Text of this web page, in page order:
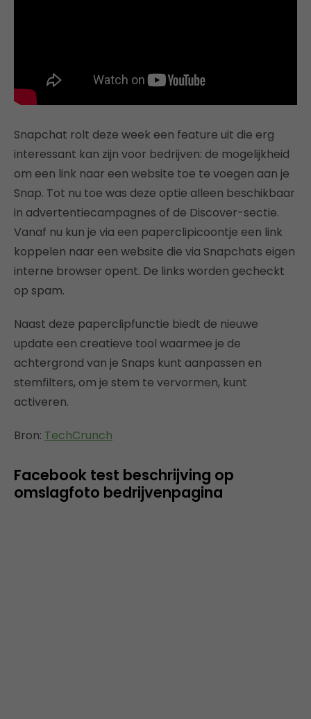
Snapchat rolt deze week een feature uit die erg
interessant kan zijn voor bedrijven: de mogelijkheid
om een link naar een website toe te voegen aan je
Snap. Tot nu toe was deze optie alleen beschikbaar
in advertentiecampagnes of de Discover-sectie.
Vanaf nu kun je via een paperclipicoontje een link
koppelen naar een website die via Snapchats eigen
interne browser opent. De links worden gecheckt
op spam.
Naast deze paperclipfunctie biedt de nieuwe
update een creatieve tool waarmee je de
achtergrond van je Snaps kunt aanpassen en
stemfilters, om je stem te vervormen, kunt
activeren.
Bron: TechCrunch
Facebook test beschrijving op
omslagfoto bedrijvenpagina